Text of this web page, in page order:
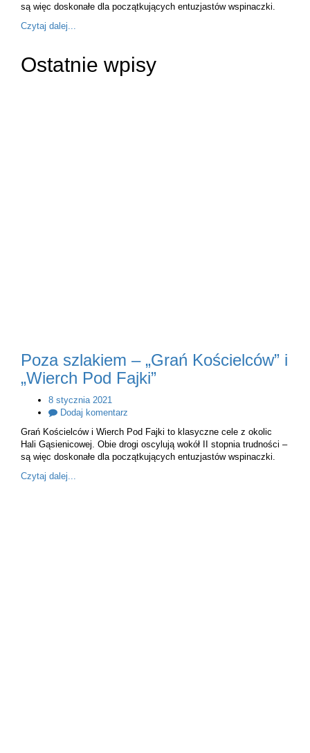
są więc doskonałe dla początkujących entuzjastów wspinaczki.
Czytaj dalej...
Ostatnie wpisy
Poza szlakiem – „Grań Kościelców” i
„Wierch Pod Fajki”
8 stycznia 2021
Dodaj komentarz
Grań Kościelców i Wierch Pod Fajki to klasyczne cele z okolic
Hali Gąsienicowej. Obie drogi oscylują wokół II stopnia trudności –
są więc doskonałe dla początkujących entuzjastów wspinaczki.
Czytaj dalej...